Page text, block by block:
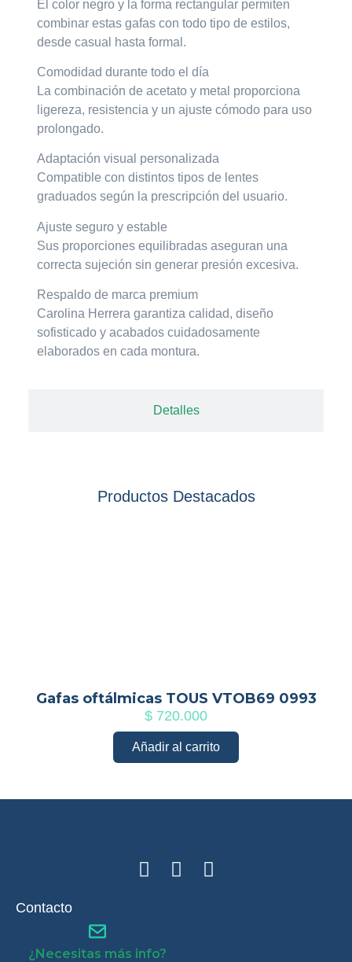
Detalles
El color negro y la forma rectangular permiten
combinar estas gafas con todo tipo de estilos,
desde casual hasta formal.
Comodidad durante todo el día
La combinación de acetato y metal proporciona
ligereza, resistencia y un ajuste cómodo para uso
prolongado.
Adaptación visual personalizada
Compatible con distintos tipos de lentes
graduados según la prescripción del usuario.
Ajuste seguro y estable
Sus proporciones equilibradas aseguran una
correcta sujeción sin generar presión excesiva.
Respaldo de marca premium
Carolina Herrera garantiza calidad, diseño
sofisticado y acabados cuidadosamente
elaborados en cada montura.
Productos Destacados
Gafas oftálmicas TOUS VTOB69 0993
$ 720.000
Añadir al carrito
Contacto
¿Necesitas más info?